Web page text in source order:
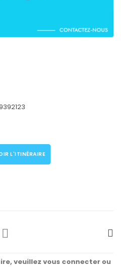
VOUS
L'ITINÉRAIRE
veuillez vous connecter ou